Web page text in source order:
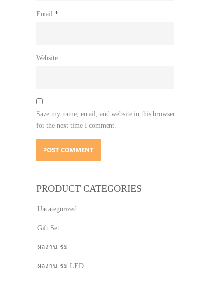
Email *
Website
Save my name, email, and website in this browser
for the next time I comment.
PRODUCT CATEGORIES
Uncategorized
Gift Set
ผลงาน ร่ม
ผลงาน ร่ม LED